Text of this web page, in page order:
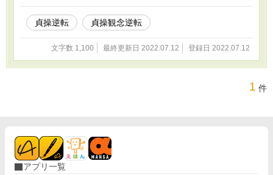
貞操逆転 貞操観念逆転
文字数 1,100 最終更新日 2022.07.12 登録日 2022.07.12
1 件
アプリ一覧